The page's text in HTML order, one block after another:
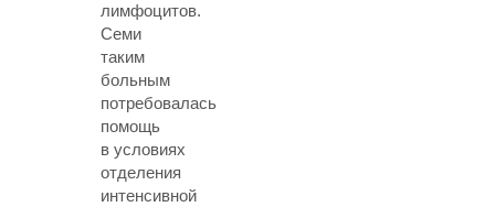
лимфоцитов.
Семи
таким
больным
потребовалась
помощь
в условиях
отделения
интенсивной